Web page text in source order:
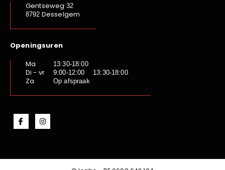
Gentseweg 32
8792 Desselgem
Openingsuren
Ma
13:30-18:00
Di - vr 9:00-12:00 13:30-18:00
Za Op afspraak